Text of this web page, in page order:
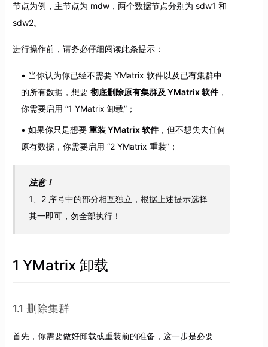
节点为例，主节点为 mdw，两个数据节点分别为 sdw1 和
sdw2。
进行操作前，请务必仔细阅读此条提示：
当你认为你已经不需要 YMatrix 软件以及已有集群中
的所有数据，想要 彻底删除原有集群及 YMatrix 软件，
你需要启用 “1 YMatrix 卸载”；
如果你只是想要 重装 YMatrix 软件，但不想失去任何
原有数据，你需要启用 “2 YMatrix 重装”；
注意！
1、2 序号中的部分相互独立，根据上述提示选择
其一即可，勿全部执行！
1 YMatrix 卸载
1.1 删除集群
首先，你需要做好卸载或重装前的准备，这一步是必要